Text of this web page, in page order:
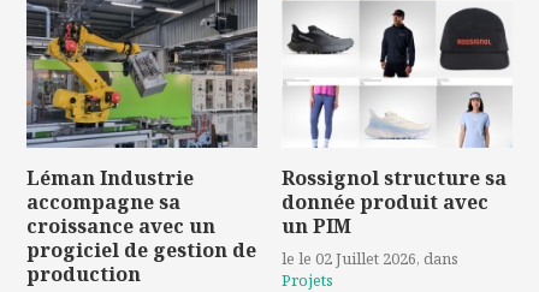
Léman Industrie
accompagne sa
croissance avec un
progiciel de gestion de
production
Rossignol structure sa
donnée produit avec
un PIM
le le 02 Juillet 2026, dans
Projets